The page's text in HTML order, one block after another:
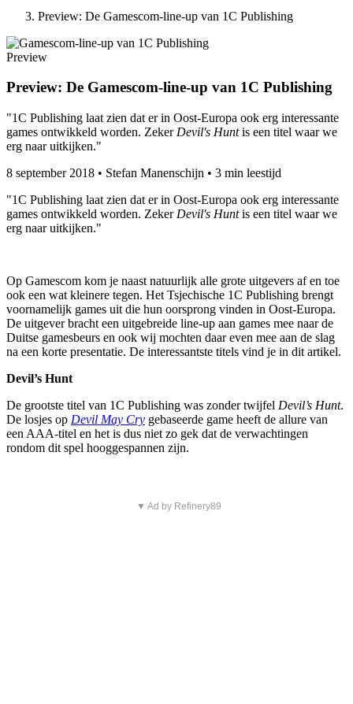
Preview: De Gamescom-line-up van 1C Publishing
Preview
Preview: De Gamescom-line-up van 1C Publishing
"1C Publishing laat zien dat er in Oost-Europa ook erg interessante
games ontwikkeld worden. Zeker Devil's Huntis een titel waar we
erg naar uitkijken."
8 september 2018 • Stefan Manenschijn • 3 min leestijd
"1C Publishing laat zien dat er in Oost-Europa ook erg interessante
games ontwikkeld worden. Zeker Devil's Huntis een titel waar we
erg naar uitkijken."
Op Gamescom kom je naast natuurlijk alle grote uitgevers af en toe
ook een wat kleinere tegen. Het Tsjechische 1C Publishing brengt
voornamelijk games uit die hun oorsprong vinden in Oost-Europa.
De uitgever bracht een uitgebreide line-up aan games mee naar de
Duitse gamesbeurs en ook wij mochten daar even mee aan de slag
na een korte presentatie. De interessantste titels vind je in dit artikel.
Devil’s Hunt
De grootste titel van 1C Publishing was zonder twijfel Devil’s Hunt.
De losjes op Devil May Cry gebaseerde game heeft de allure van
een AAA-titel en het is dus niet zo gek dat de verwachtingen
rondom dit spel hooggespannen zijn.
▼ Ad by Refinery89